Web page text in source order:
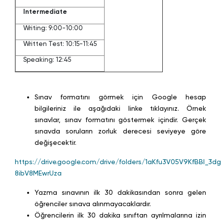
Intermediate
Writing: 9:00-10:00
Written Test: 10:15-11:45
Speaking: 12:45
Sınav formatını görmek için Google hesap
bilgileriniz ile aşağıdaki linke tıklayınız. Örnek
sınavlar, sınav formatını göstermek içindir. Gerçek
sınavda soruların zorluk derecesi seviyeye göre
değişecektir.
https://drive.google.com/drive/folders/
8ibV8MEwrUza
Yazma sınavının ilk 30 dakikasından sonra gelen
öğrenciler sınava alınmayacaklardır.
Öğrencilerin ilk 30 dakika sınıftan ayrılmalarına izin